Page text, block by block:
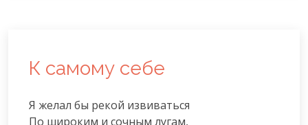
К самому себе
Я желал бы рекой извиваться
По широким и сочным лугам,